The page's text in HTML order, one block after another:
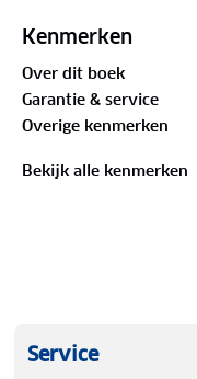
Kenmerken
Over dit boek
Garantie & service
Overige kenmerken
Bekijk alle kenmerken
Service